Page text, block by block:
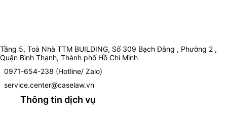
Tầng 5, Toà Nhà TTM BUILDING, Số 309 Bạch Đằng , Phường 2 ,
Quận Bình Thạnh, Thành phố Hồ Chí Minh
0971-654-238 (Hotline/ Zalo)
service.center@caselaw.vn
Thông tin dịch vụ